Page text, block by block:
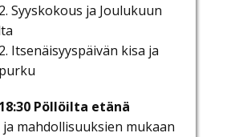
Syyskokous ja Joulukuun
Itsenäisyyspäivän kisa ja
Pöllöilta etänä
ja mahdollisuuksien mukaan